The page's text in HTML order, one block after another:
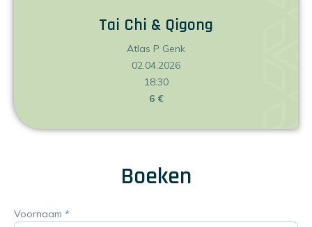
Tai Chi & Qigong
Atlas P Genk
02.04.2026
18:30
6 €
Boeken
Voornaam *